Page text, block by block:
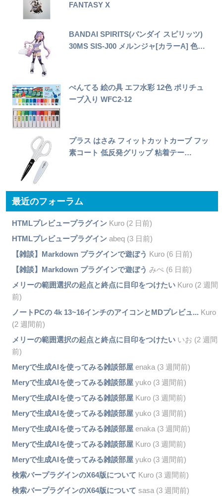
FANTASY X
BANDAI SPIRITS(バンダイ スピリッツ)
30MS SIS-J00 メルンジャ[カラーA] 色…
ぺんてる 絵の具 エフ水彩 12色 ポリチュ
ーブ入り WFC2-12
プラス はさみ フィットカットカーブ フッ
素コート 低反発グリップ 粘着テー…
最近のフォーラム
HTMLプレビュープラグインKuro (2 日前)
HTMLプレビュープラグインabeq (3 日前)
【雑談】Markdown プラグインで遊ぼう Kuro (6 日前)
【雑談】Markdown プラグインで遊ぼう みぺ (6 日前)
メリーの範囲選択の起点と終点に目印をつけたいKuro (2 週間
前)
ノートPCの 4k 13~16インチのアイコンとMDプレビュ... Kuro
(2 週間前)
メリーの範囲選択の起点と終点に目印をつけたいいお (2 週間
前)
Meryで生成AIを使ってみる雑談部屋enaka (3 週間前)
Meryで生成AIを使ってみる雑談部屋yuko (3 週間前)
Meryで生成AIを使ってみる雑談部屋Kuro (3 週間前)
Meryで生成AIを使ってみる雑談部屋yuko (3 週間前)
Meryで生成AIを使ってみる雑談部屋enaka (3 週間前)
Meryで生成AIを使ってみる雑談部屋Kuro (3 週間前)
Meryで生成AIを使ってみる雑談部屋yuko (3 週間前)
検索バープラグインのX64版について Kuro (3 週間前)
検索バープラグインのX64版について sasa (3 週間前)